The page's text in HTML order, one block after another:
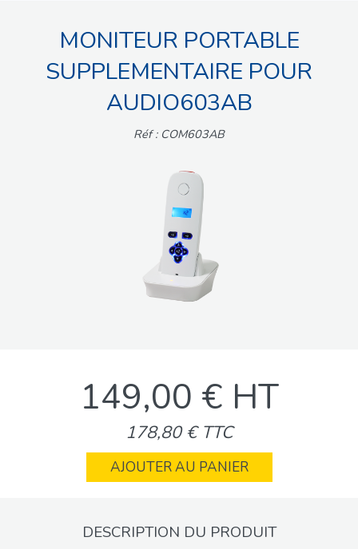
MOTORISATIONS
ACCESSOIRES ET ELECTRONIQUES
INTERPHONES VISIOPHONES
MONITEUR PORTABLE
SUPPLEMENTAIRE POUR
AUDIO603AB
Réf : COM603AB
149,00 € HT
178,80 € TTC
AJOUTER AU PANIER
DESCRIPTION DU PRODUIT